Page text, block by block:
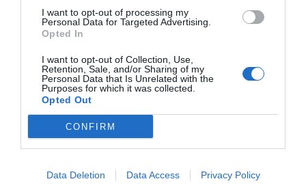
I want to opt-out of processing my
Personal Data for Targeted Advertising.
Opted In
I want to opt-out of Collection, Use,
Retention, Sale, and/or Sharing of my
Personal Data that Is Unrelated with the
Purposes for which it was collected.
Opted Out
CONFIRM
Data Deletion Data Access Privacy Policy
Encuestas. El PSOE aguanta por encima de
los 100 escaños a pesar de la invasión de
Ceuta
José Ángel Gutiérrez 10/08/26 11:02
Marcelo Gullo: “El trabajo de desmitificar la
historia, de poner la verdadera, de
desmontar la falsificación, es un trabajo
por Hispanidad